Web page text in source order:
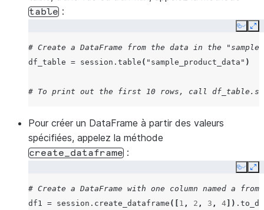
table :
Copy
# Create a DataFrame from the data in the
df_table = session . table ( "sample_product_data" )
# To print out the first 10 rows, call
Pour créer un DataFrame à partir des valeurs
spécifiées, appelez la méthode
create_dataframe :
Copy
# Create a DataFrame with one column named a
df1 = session . create_dataframe ([ 1 , 2 , 3 , 4 ]) . to_df